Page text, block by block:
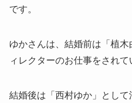
です。
ゆかさんは、結婚前は「植
ィレクターのお仕事をされて
結婚後は「西村ゆか」として